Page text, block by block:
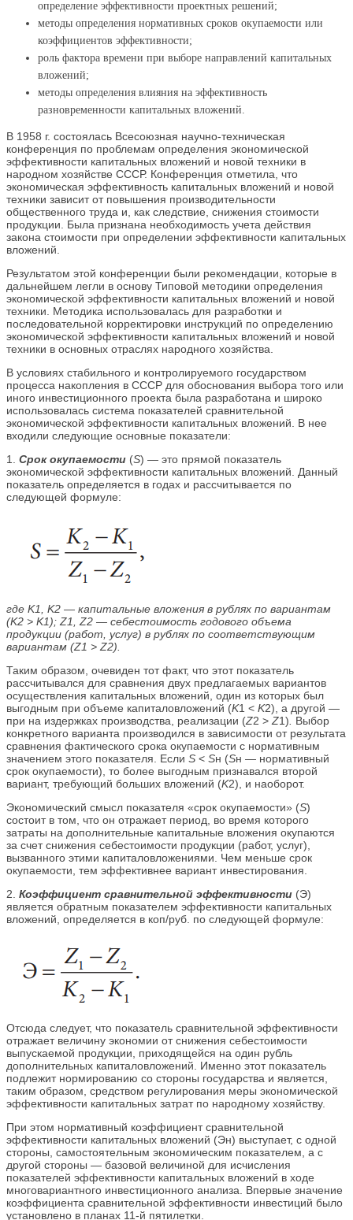
определение эффективности проектных решений;
методы определения нормативных сроков окупаемости или
коэффициентов эффективности;
роль фактора времени при выборе направлений капитальных
вложений;
методы определения влияния на эффективность
разновременности капитальных вложений.
В 1958 г. состоялась Всесоюзная научно-техническая
конференция по проблемам определения экономической
эффективности капитальных вложений и новой техники в
народном хозяйстве СССР. Конференция отметила, что
экономическая эффективность капитальных вложений и новой
техники зависит от повышения производительности
общественного труда и, как следствие, снижения стоимости
продукции. Была признана необходимость учета действия
закона стоимости при определении эффективности капитальных
вложений.
Результатом этой конференции были рекомендации, которые в
дальнейшем легли в основу Типовой методики определения
экономической эффективности капитальных вложений и новой
техники. Методика использовалась для разработки и
последовательной корректировки инструкций по определению
экономической эффективности капитальных вложений и новой
техники в основных отраслях народного хозяйства.
В условиях стабильного и контролируемого государством
процесса накопления в СССР для обоснования выбора того или
иного инвестиционного проекта была разработана и широко
использовалась система показателей сравнительной
экономической эффективности капитальных вложений. В нее
входили следующие основные показатели:
1. Срок окупаемости (S) — это прямой показатель
экономической эффективности капитальных вложений. Данный
показатель определяется в годах и рассчитывается по
следующей формуле:
где K1, K2 — капитальные вложения в рублях по вариантам
(K2 > K1); Z1, Z2 — себестоимость годового объема
продукции (работ, услуг) в рублях по соответствующим
вариантам (Z1 > Z2).
Таким образом, очевиден тот факт, что этот показатель
рассчитывался для сравнения двух предлагаемых вариантов
осуществления капитальных вложений, один из которых был
выгодным при объеме капиталовложений (K1 < K2), а другой —
при на издержках производства, реализации (Z2 > Z1)
Выбор
конкретного варианта производился в зависимости от результата
сравнения фактического срока окупаемости с нормативным
значением этого показателя. Если S < Sн (Sн — нормативный
срок окупаемости), то более выгодным признавался второй
вариант, требующий больших вложений (K2), и наоборот.
Экономический смысл показателя «срок окупаемости» (S)
состоит в том, что он отражает период, во время которого
затраты на дополнительные капитальные вложения окупаются
за счет снижения себестоимости продукции (работ, услуг),
вызванного этими капиталовложениями. Чем меньше срок
окупаемости, тем эффективнее вариант инвестирования.
2. Коэффициент сравнительной эффективности (Э)
является обратным показателем эффективности капитальных
вложений, определяется в коп/руб. по следующей формуле:
Отсюда следует, что показатель сравнительной эффективности
отражает величину экономии от снижения себестоимости
выпускаемой продукции, приходящейся на один рубль
дополнительных капиталовложений. Именно этот показатель
подлежит нормированию со стороны государства и является,
таким образом, средством регулирования меры экономической
эффективности капитальных затрат по народному хозяйству.
При этом нормативный коэффициент сравнительной
эффективности капитальных вложений (Эн) выступает, с одной
стороны, самостоятельным экономическим показателем, а с
другой стороны — базовой величиной для исчисления
показателей эффективности капитальных вложений в ходе
многовариантного инвестиционного анализа. Впервые значение
коэффициента сравнительной эффективности инвестиций было
установлено в планах 11-й пятилетки.